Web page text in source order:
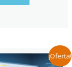
¡Oferta!